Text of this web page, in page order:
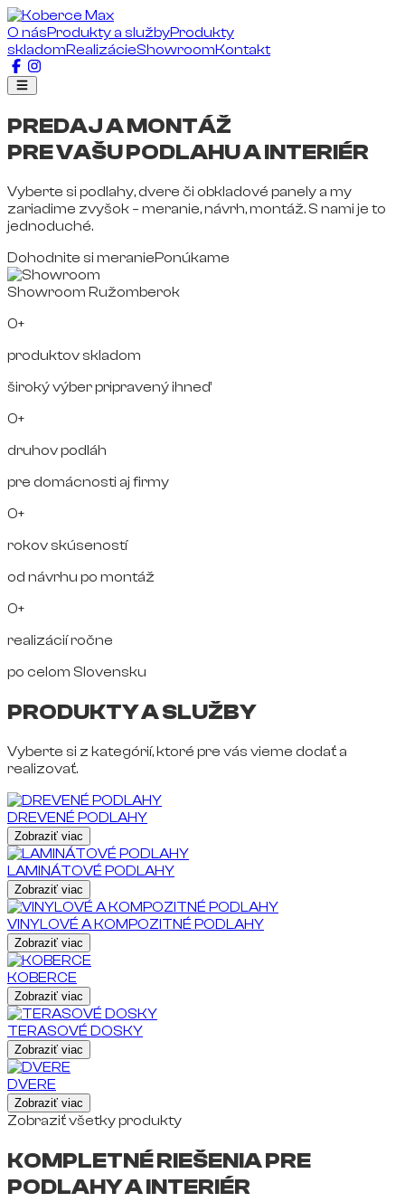
O násProdukty a službyProdukty
skladomRealizácieShowroomKontakt
PREDAJ A MONTÁŽ
PRE VAŠU PODLAHU A INTERIÉR
Vyberte si podlahy, dvere či obkladové panely a my
zariadime zvyšok – meranie, návrh, montáž. S nami je to
jednoduché.
Dohodnite si meraniePonúkame
Showroom Ružomberok
0+
produktov skladom
široký výber pripravený ihneď
0+
druhov podláh
pre domácnosti aj firmy
0+
rokov skúseností
od návrhu po montáž
0+
realizácií ročne
po celom Slovensku
PRODUKTY A SLUŽBY
Vyberte si z kategórií, ktoré pre vás vieme dodať a
realizovať.
DREVENÉ PODLAHY
Zobraziť viac
LAMINÁTOVÉ PODLAHY
Zobraziť viac
VINYLOVÉ A KOMPOZITNÉ PODLAHY
Zobraziť viac
KOBERCE
Zobraziť viac
TERASOVÉ DOSKY
Zobraziť viac
DVERE
Zobraziť viac
Zobraziť všetky produkty
KOMPLETNÉ RIEŠENIA PRE
PODLAHY A INTERIÉR